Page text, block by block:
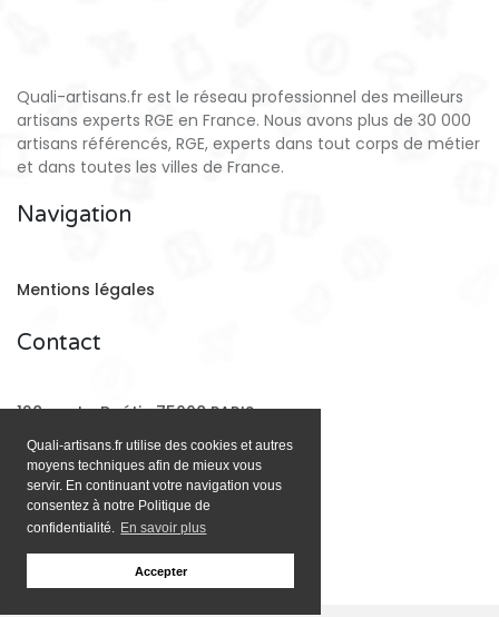
Quali-artisans.fr utilise des cookies et autres
moyens techniques afin de mieux vous
servir. En continuant votre navigation vous
consentez à notre Politique de
confidentialité. En savoir plus
Accepter
Quali-artisans.fr est le réseau professionnel des meilleurs
artisans experts RGE en France. Nous avons plus de 30 000
artisans référencés, RGE, experts dans tout corps de métier
et dans toutes les villes de France.
Navigation
Mentions légales
Contact
128 rue La Boétie 75008 PARIS
Email: contact@quali-artisans.fr